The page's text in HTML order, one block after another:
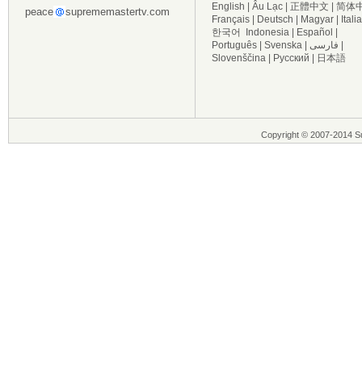
peace suprememastertv.com English Âu Lạc 正體中文
简体
Français
Deutsch Magyar
한국어
Indonesia Español
Português
Svenska فارسی
Slovenščina
Русский 日本語
Copyright © 2007-2014